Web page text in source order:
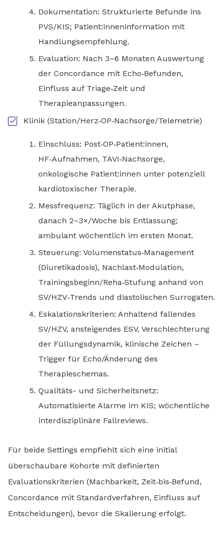
Dokumentation: Strukturierte Befunde ins
PVS/KIS; Patient:inneninformation mit
Handlungsempfehlung.
Evaluation: Nach 3–6 Monaten Auswertung
der Concordance mit Echo‑Befunden,
Einfluss auf Triage‑Zeit und
Therapieanpassungen.
Klinik (Station/Herz‑OP‑Nachsorge/Telemetrie)
Einschluss: Post‑OP‑Patient:innen,
HF‑Aufnahmen, TAVI‑Nachsorge,
onkologische Patient:innen unter potenziell
kardiotoxischer Therapie.
Messfrequenz: Täglich in der Akutphase,
danach 2–3×/Woche bis Entlassung;
ambulant wöchentlich im ersten Monat.
Steuerung: Volumenstatus‑Management
(Diuretikadosis), Nachlast‑Modulation,
Trainingsbeginn/Reha‑Stufung anhand von
SV/HZV‑Trends und diastolischen Surrogaten.
Eskalationskriterien: Anhaltend fallendes
SV/HZV, ansteigendes ESV, Verschlechterung
der Füllungsdynamik, klinische Zeichen –
Trigger für Echo/Änderung des
Therapieschemas.
Qualitäts- und Sicherheitsnetz:
Automatisierte Alarme im KIS; wöchentliche
interdisziplinäre Fallreviews.
Für beide Settings empfiehlt sich eine initial
überschaubare Kohorte mit definierten
Evaluationskriterien (Machbarkeit, Zeit‑bis‑Befund,
Concordance mit Standardverfahren, Einfluss auf
Entscheidungen), bevor die Skalierung erfolgt.